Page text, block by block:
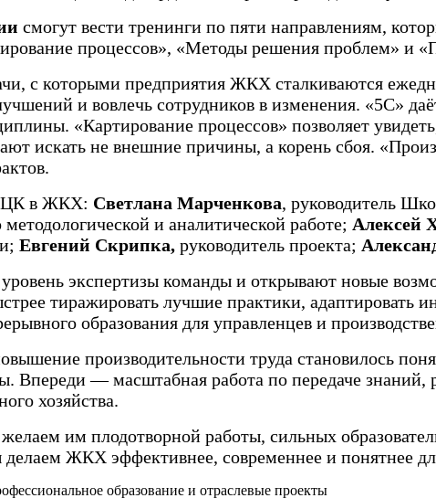
смогут вести тренинги по пяти направлениям,
процессов», «Методы решения проблем» и
с которыми предприятия ЖКХ сталкиваются
и вовлечь сотрудников в изменения. «5С»
«Картирование процессов» позволяет
искать не внешние причины, а корень сбоя.
в ЖКХ: Светлана Марченкова, руководитель
и аналитической работе; Алексей
Евгений Скрипка, руководитель проекта;
экспертизы команды и открывают новые
тиражировать лучшие практики, адаптировать
образования для управленцев и
производительности труда становилось
Впереди — масштабная работа по передаче
хозяйства.
им плодотворной работы, сильных
ЖКХ эффективнее, современнее и понятнее
образование и отраслевые проекты